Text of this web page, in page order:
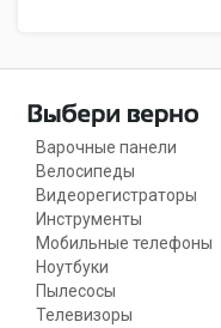
Варочные панели
Велосипеды
Видеорегистраторы
Инструменты
Мобильные телефоны
Ноутбуки
Пылесосы
Телевизоры